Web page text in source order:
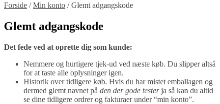
Forside /Min konto /Glemt adgangskode
Glemt adgangskode
Det fede ved at oprette dig som kunde:
Nemmere og hurtigere tjek-ud ved næste køb. Du slipper altså
for at taste alle oplysninger igen.
Historik over tidligere køb. Hvis du har mistet emballagen og
dermed glemt navnet på den der gode testerja så kan du altid
se dine tidligere ordrer og fakturaer under “min konto”.